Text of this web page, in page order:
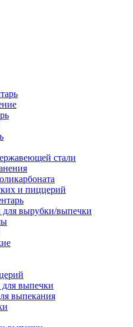
стали
и пиццерий
вырубки/выпечки
выпечки
выпекания